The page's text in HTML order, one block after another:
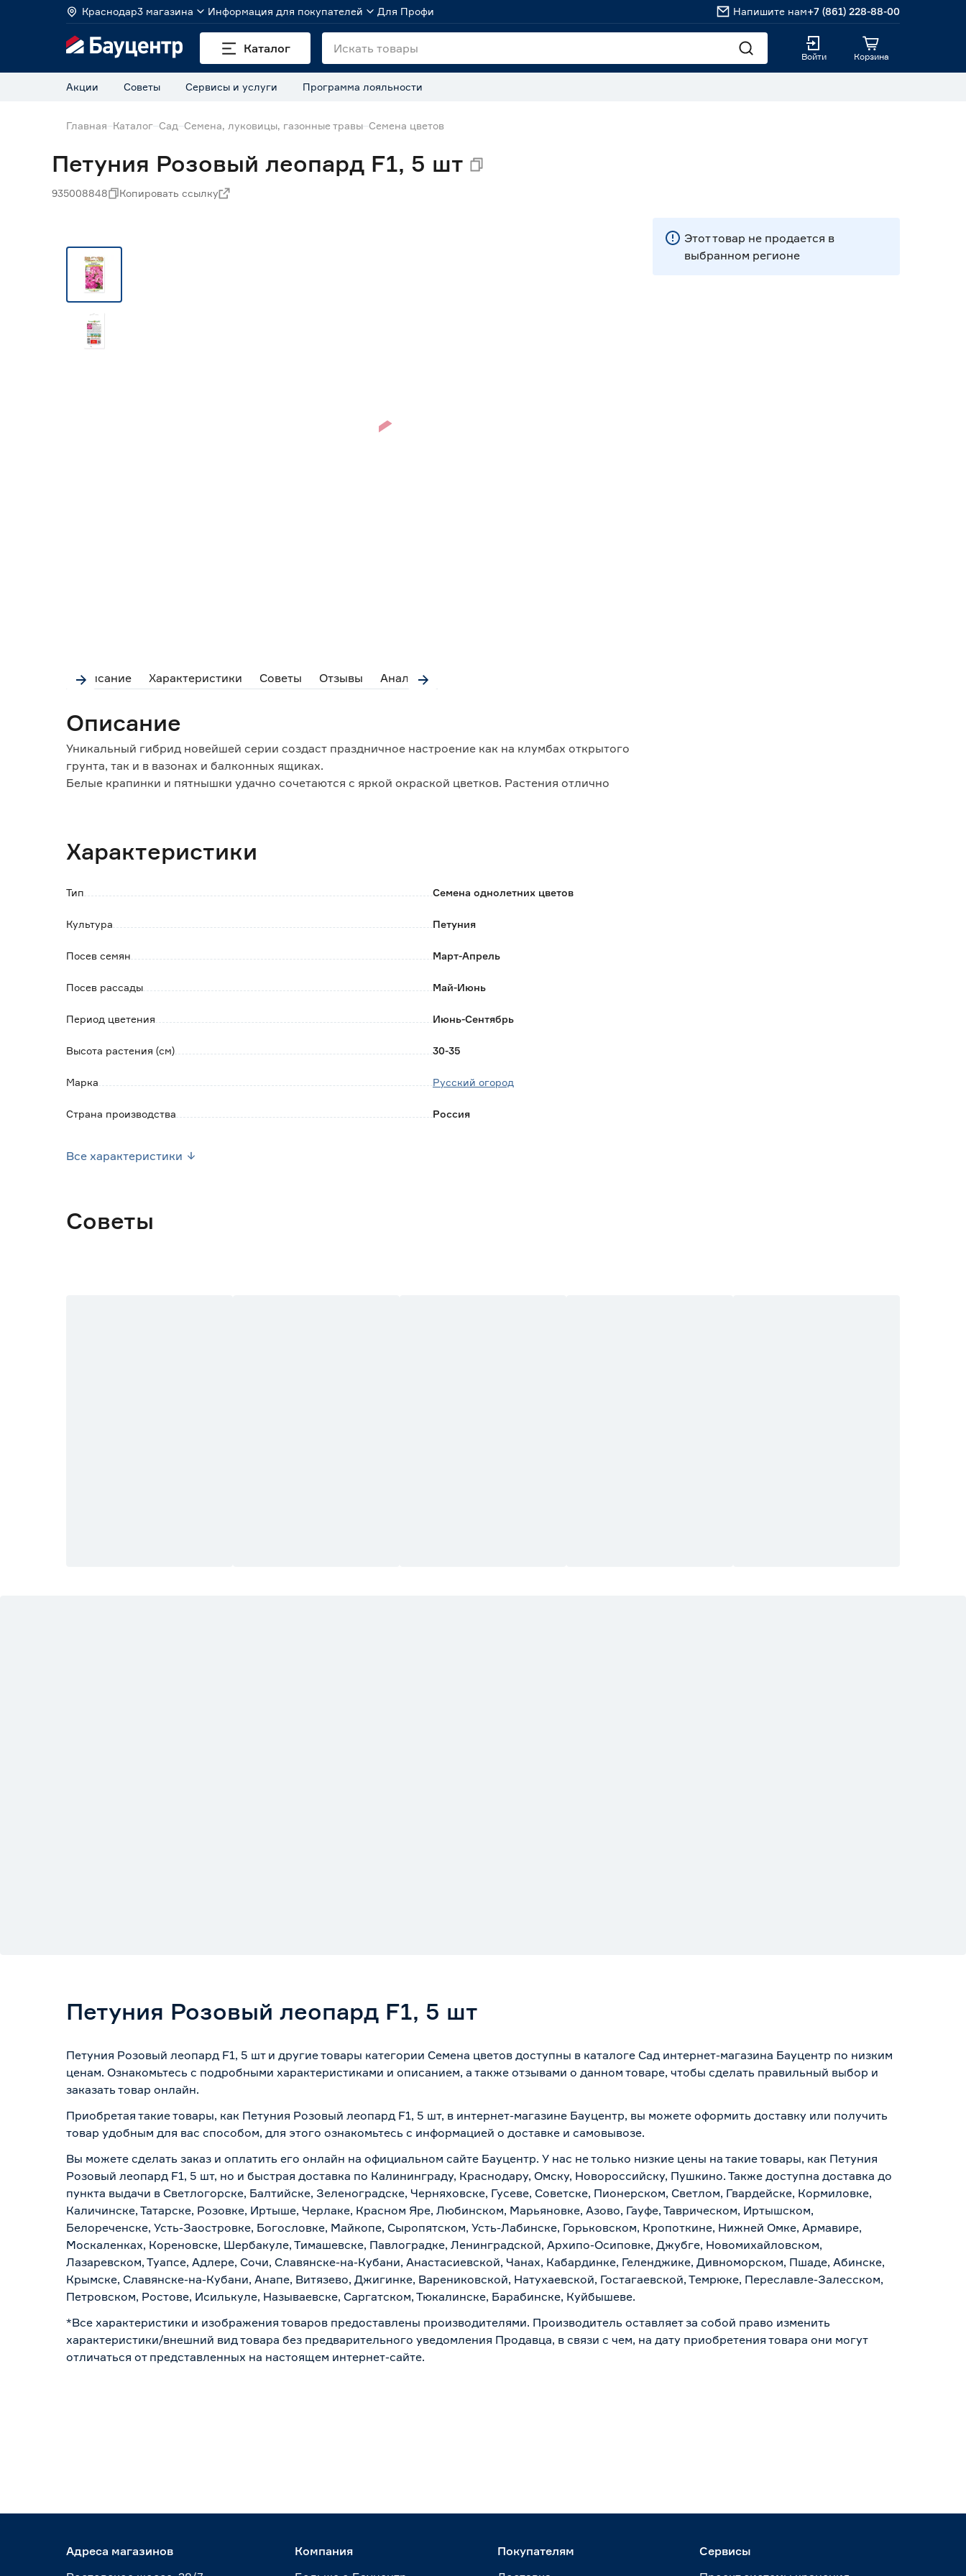
Краснодар3 магазина Информация для покупателей Для Профи Напишите нам+7 (861) 228-88-00
Каталог
Войти Корзина
Акции Советы Сервисы и услуги Программа лояльности
Главная Каталог Сад Семена, луковицы, газонные травы Семена цветов
Петуния Розовый леопард F1, 5 шт
935008848 Копировать ссылку
Описание Характеристики Советы Отзывы Аналоги
Описание
Уникальный гибрид новейшей серии создаст праздничное настроение как на клумбах открытого
грунта, так и в вазонах и балконных ящиках.
Белые крапинки и пятнышки удачно сочетаются с яркой окраской цветков. Растения отлично
Характеристики
Тип Семена однолетних цветов
Культура Петуния
Посев семян Март-Апрель
Посев рассады Май-Июнь
Период цветения Июнь-Сентябрь
Высота растения (см) 30-35
Марка Русский огород
Страна производства Россия
Все характеристики
Этот товар не продается в
выбранном регионе
Советы
Петуния Розовый леопард F1, 5 шт
Петуния Розовый леопард F1, 5 шт и другие товары категории Семена цветов доступны в каталоге Сад интернет-магазина Бауцентр по низким
ценам. Ознакомьтесь с подробными характеристиками и описанием, а также отзывами о данном товаре, чтобы сделать правильный выбор и
заказать товар онлайн.
Приобретая такие товары, как Петуния Розовый леопард F1, 5 шт, в интернет-магазине Бауцентр, вы можете оформить доставку или получить
товар удобным для вас способом, для этого ознакомьтесь с информацией о доставке и самовывозе.
Вы можете сделать заказ и оплатить его онлайн на официальном сайте Бауцентр. У нас не только низкие цены на такие товары, как Петуния
Розовый леопард F1, 5 шт, но и быстрая доставка по Калининграду, Краснодару, Омску, Новороссийску, Пушкино. Также доступна доставка до
пункта выдачи в Светлогорске, Балтийске, Зеленоградске, Черняховске, Гусеве, Советске, Пионерском, Светлом, Гвардейске, Кормиловке,
Каличинске, Татарске, Розовке, Иртыше, Черлаке, Красном Яре, Любинском, Марьяновке, Азово, Гауфе, Таврическом, Иртышском,
Белореченске, Усть-Заостровке, Богословке, Майкопе, Сыропятском, Усть-Лабинске, Горьковском, Кропоткине, Нижней Омке, Армавире,
Москаленках, Кореновске, Шербакуле, Тимашевске, Павлоградке, Ленинградской, Архипо-Осиповке, Джубге, Новомихайловском,
Лазаревском, Туапсе, Адлере, Сочи, Славянске-на-Кубани, Анастасиевской, Чанах, Кабардинке, Геленджике, Дивноморском, Пшаде, Абинске,
Крымске, Славянске-на-Кубани, Анапе, Витязево, Джигинке, Варениковской, Натухаевской, Гостагаевской, Темрюке, Переславле-Залесском,
Петровском, Ростове, Исилькуле, Называевске, Саргатском, Тюкалинске, Барабинске, Куйбышеве.
*Все характеристики и изображения товаров предоставлены производителями. Производитель оставляет за собой право изменить
характеристики/внешний вид товара без предварительного уведомления Продавца, в связи с чем, на дату приобретения товара они могут
отличаться от представленных на настоящем интернет-сайте.
Адреса магазинов
Компания
Покупателям
Сервисы